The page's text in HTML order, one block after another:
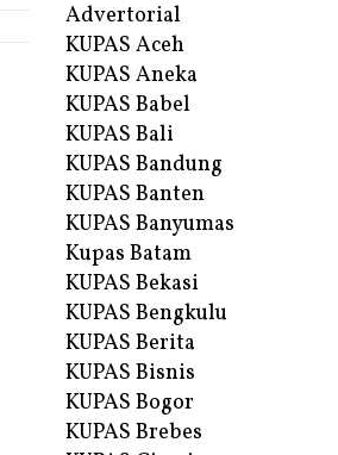
Advertorial
KUPAS Aceh
KUPAS Aneka
KUPAS Babel
KUPAS Bali
KUPAS Bandung
KUPAS Banten
KUPAS Banyumas
Kupas Batam
KUPAS Bekasi
KUPAS Bengkulu
KUPAS Berita
KUPAS Bisnis
KUPAS Bogor
KUPAS Brebes